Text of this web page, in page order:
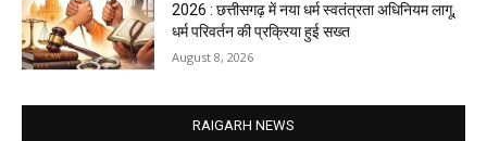
2026 : छत्तीसगढ़ में नया धर्म स्वतंत्रता अधिनियम लागू,
धर्म परिवर्तन की प्रक्रिया हुई सख्त
August 8, 2026
RAIGARH NEWS